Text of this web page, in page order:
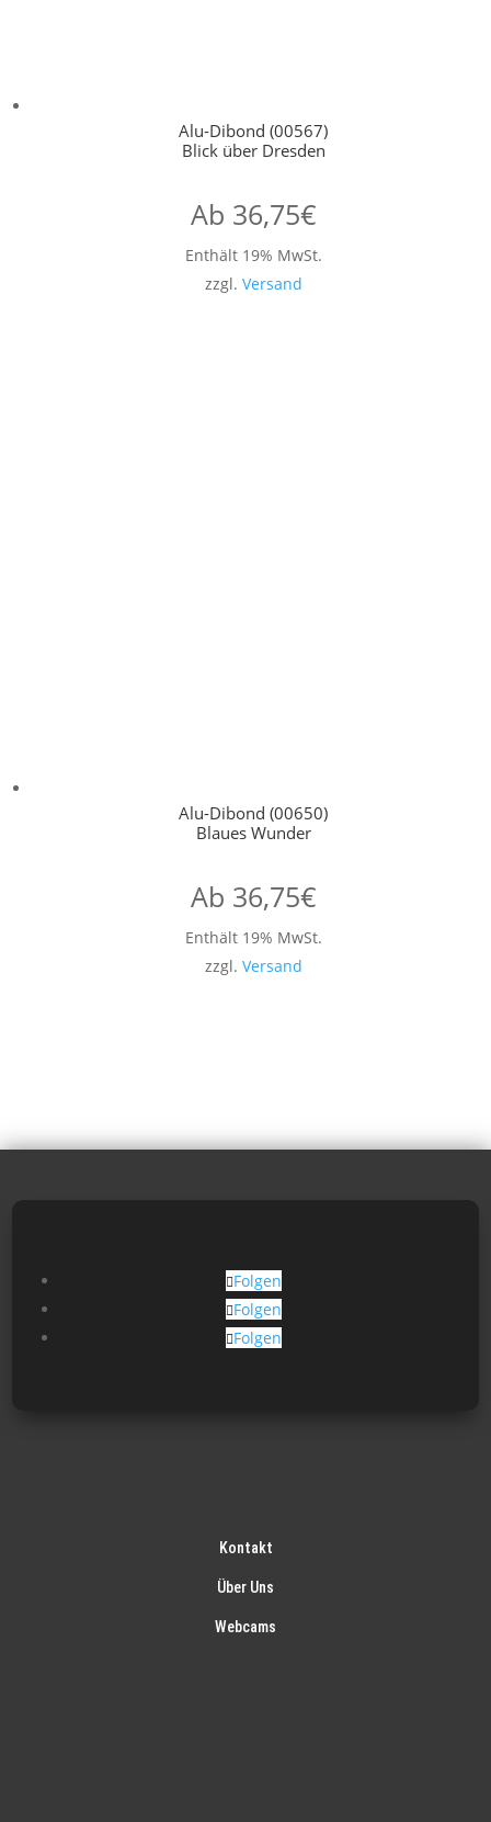
Alu-Dibond (00567)
Blick über Dresden
Ab 36,75€
Enthält 19% MwSt.
zzgl. Versand
Alu-Dibond (00650)
Blaues Wunder
Ab 36,75€
Enthält 19% MwSt.
zzgl. Versand
Folgen
Folgen
Folgen
Kontakt
Über Uns
Webcams